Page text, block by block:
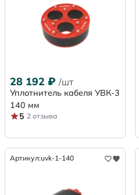
28 192 ₽ /шт
Уплотнитель кабеля УВК-3
140 мм
5 2 отзыва
Артикул:uvk-1-140